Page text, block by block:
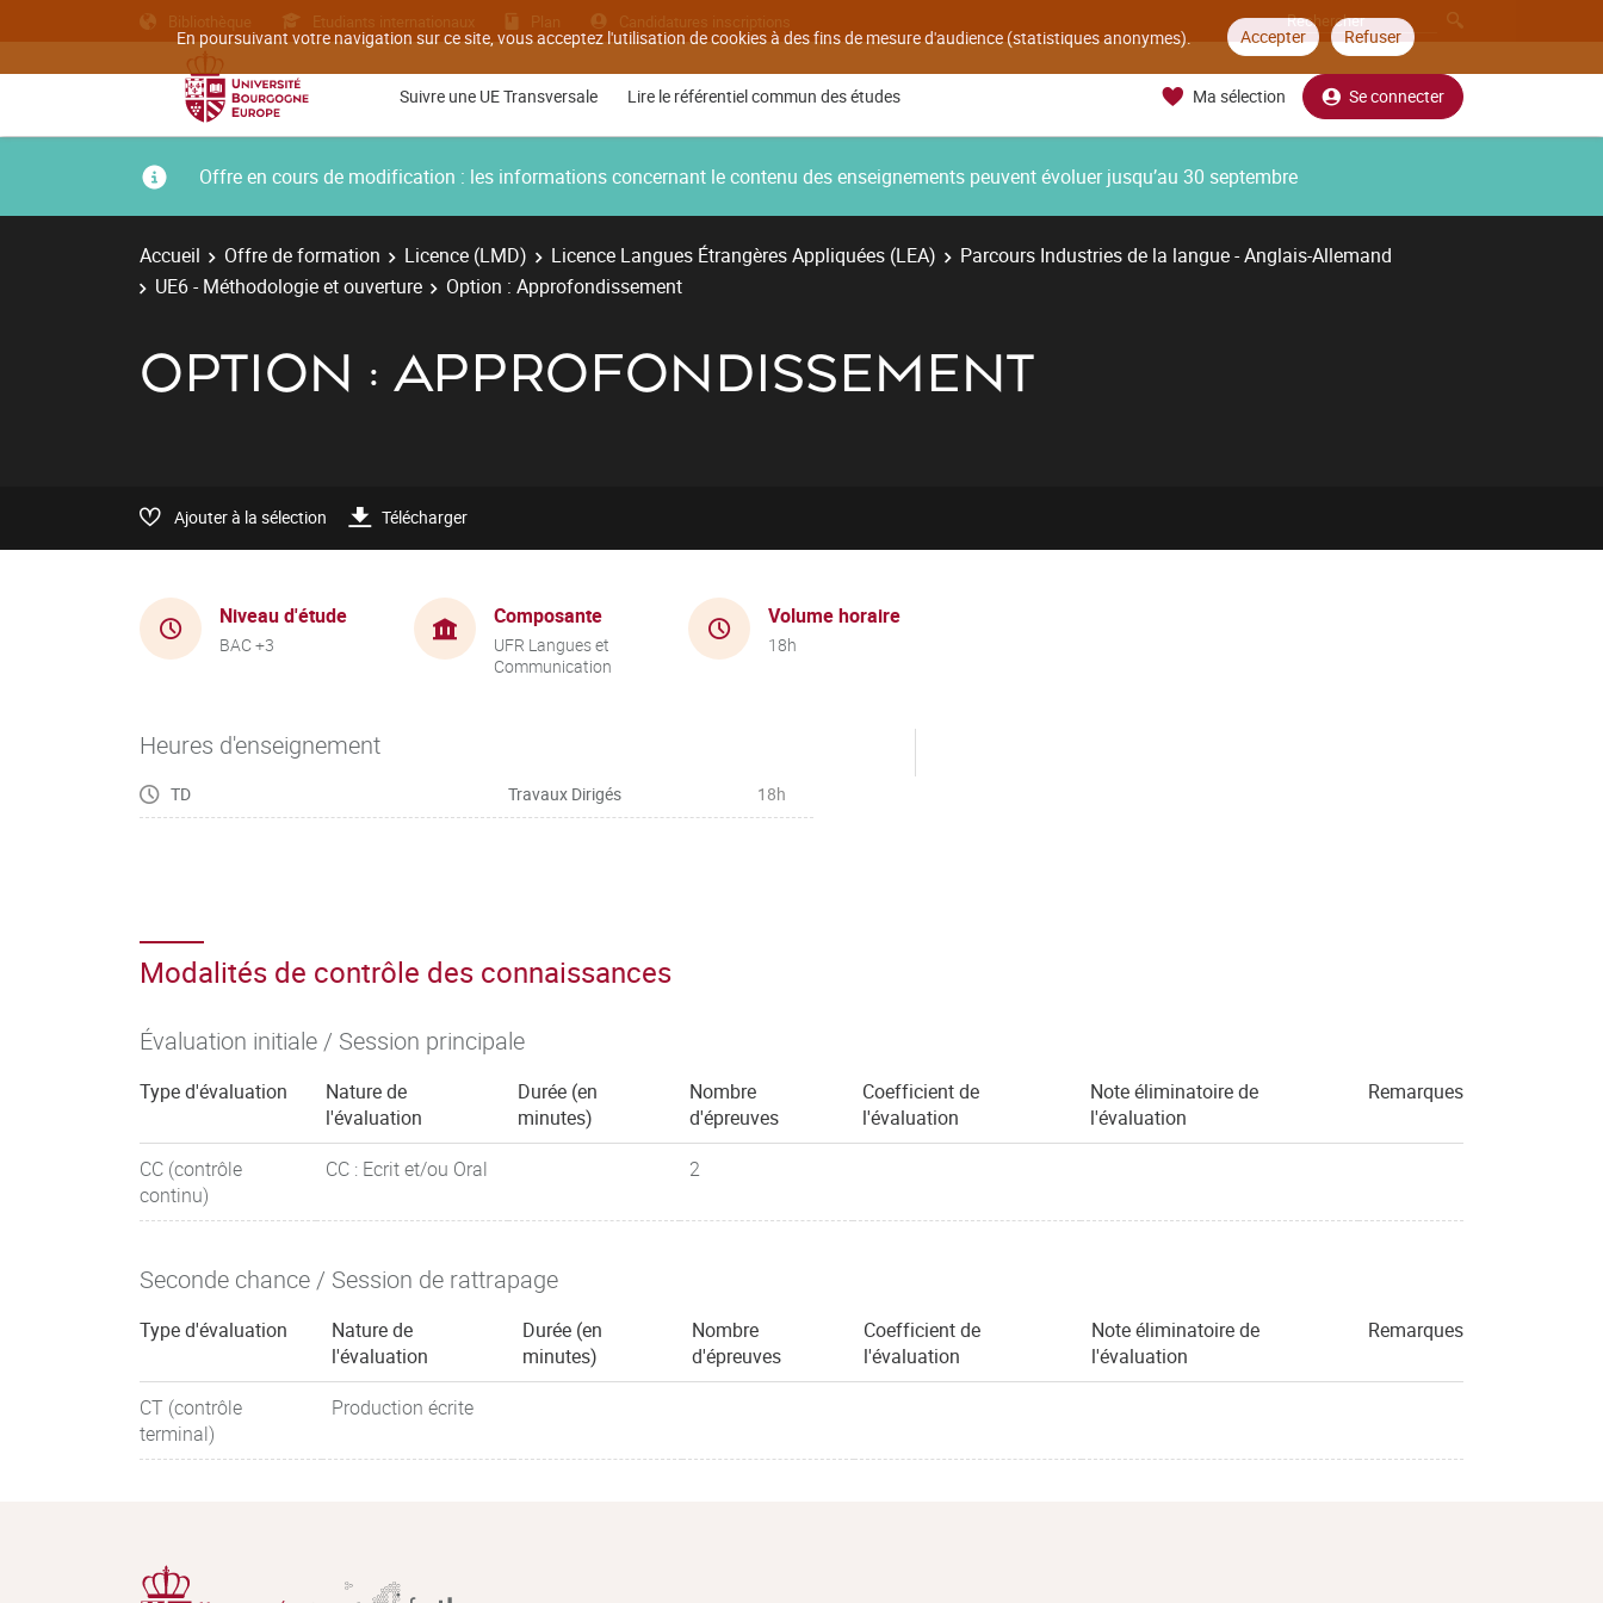
En poursuivant votre navigation sur ce site, vous acceptez l'utilisation de cookies à des fins de mesure d'audience (statistiques anonymes). Accepter Refuser
Bibliothèque Etudiants internationaux Plan Candidatures inscriptions
Suivre une UE Transversale Lire le référentiel commun des études Ma sélection Se connecter
Offre en cours de modification : les informations concernant le contenu des enseignements peuvent évoluer jusqu’au 30 septembre
Accueil Offre de formation Licence (LMD) Licence Langues Étrangères Appliquées (LEA)
Parcours Industries de la langue - Anglais-Allemand
UE6 - Méthodologie et ouverture
Option : Approfondissement
OPTION : APPROFONDISSEMENT
Ajouter à la sélection Télécharger
Niveau d'étude
BAC +3
Composante
UFR Langues et
Communication
Volume horaire
18h
Heures d'enseignement
TD Travaux Dirigés 18h
Modalités de contrôle des connaissances
Évaluation initiale / Session principale
Type d'évaluation
Nature de
l'évaluation
Durée (en
minutes)
Nombre
d'épreuves
Coefficient de
l'évaluation
Note éliminatoire de
l'évaluation
Remarques
CC (contrôle
continu)
CC : Ecrit et/ou Oral 2
Seconde chance / Session de rattrapage
Type d'évaluation
Nature de
l'évaluation
Durée (en
minutes)
Nombre
d'épreuves
Coefficient de
l'évaluation
Note éliminatoire de
l'évaluation
Remarques
CT (contrôle
terminal)
Production écrite